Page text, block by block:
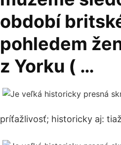
období
pohledem
z Yorku ( …
príťažlivosť; historicky aj: